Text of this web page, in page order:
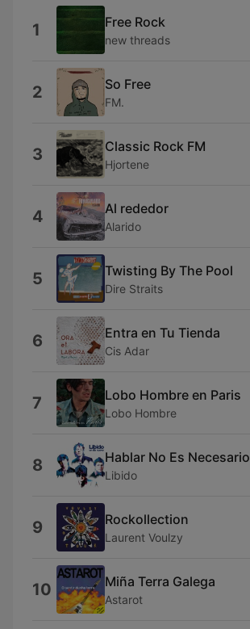
1 Free Rock
new threads
2 So Free
FM.
3 Classic Rock FM
Hjortene
4 Al rededor
Alarido
5 Twisting By The Pool
Dire Straits
6 Entra en Tu Tienda
Cis Adar
7 Lobo Hombre en Paris
Lobo Hombre
8 Hablar No Es Necesario
Libido
9 Rockollection
Laurent Voulzy
10 Miña Terra Galega
Astarot